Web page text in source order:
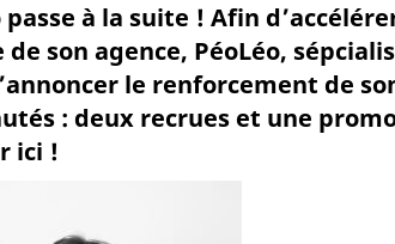
passe à la suite ! Afin
de son agence, PéoLéo,
le renforcement de
: deux recrues et une
ici !